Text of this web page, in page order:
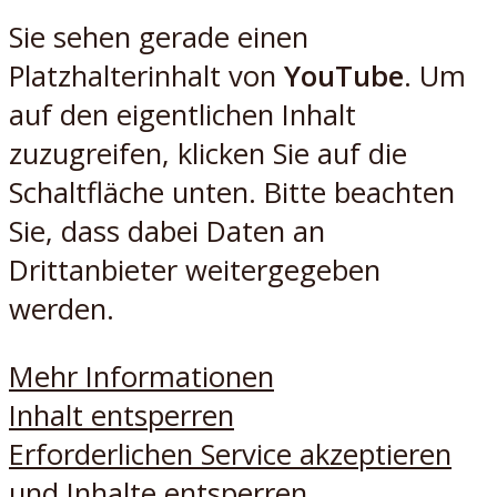
Sie sehen gerade einen
Platzhalterinhalt von YouTube. Um
auf den eigentlichen Inhalt
zuzugreifen, klicken Sie auf die
Schaltfläche unten. Bitte beachten
Sie, dass dabei Daten an
Drittanbieter weitergegeben
werden.
Mehr Informationen
Inhalt entsperren
Erforderlichen Service akzeptieren